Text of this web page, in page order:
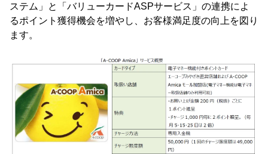
ステム」と「バリューカードASPサービス」の連携によ
るポイント獲得機会を増やし、お客様満足度の向上を図り
ます。